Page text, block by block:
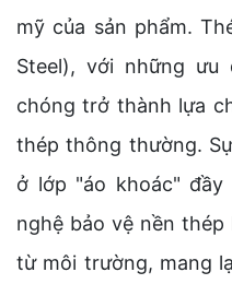
mỹ của sản phẩm.
Steel), với những ưu
chóng trở thành lựa
thép thông thường.
ở lớp "áo khoác"
nghệ bảo vệ nền
từ môi trường, mang